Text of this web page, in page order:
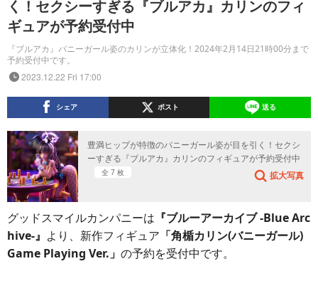
く！セクシーすぎる『ブルアカ』カリンのフィ
ギュアが予約受付中
『ブルアカ』バニーガール姿のカリンが立体化！2024年2月14日21時00分まで
予約受付中です。
2023.12.22 Fri 17:00
シェア ポスト 送る
豊満ヒップが特徴のバニーガール姿が目を引く！セクシ
ーすぎる『ブルアカ』カリンのフィギュアが予約受付中
全 7 枚 拡大写真
グッドスマイルカンパニーは 『ブルーアーカイブ -Blue Arc
hive-』 より、新作フィギュア 「角楯カリン(バニーガール)
Game Playing Ver.」 の予約を受付中です。